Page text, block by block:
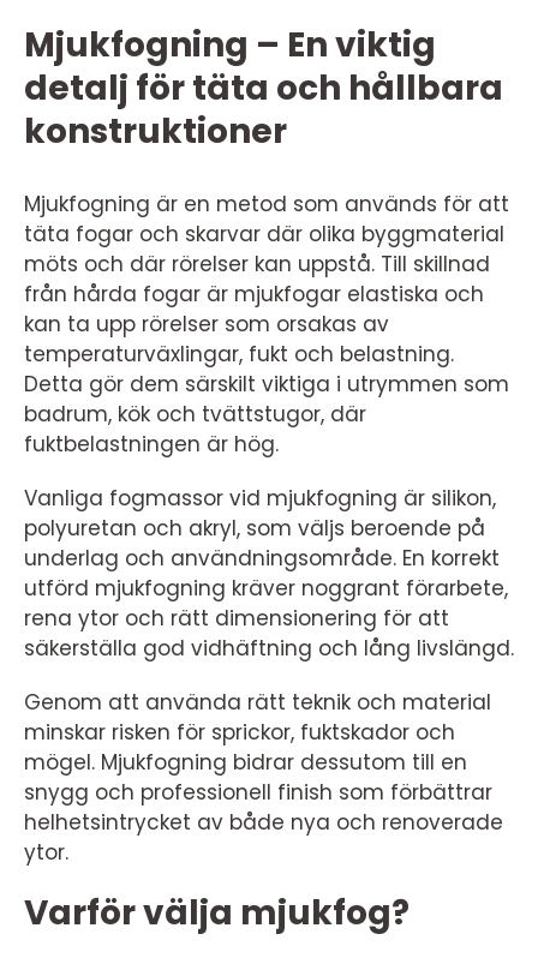
Mjukfogning – En viktig
detalj för täta och hållbara
konstruktioner
Mjukfogning är en metod som används för att
täta fogar och skarvar där olika byggmaterial
möts och där rörelser kan uppstå. Till skillnad
från hårda fogar är mjukfogar elastiska och
kan ta upp rörelser som orsakas av
temperaturväxlingar, fukt och belastning.
Detta gör dem särskilt viktiga i utrymmen som
badrum, kök och tvättstugor, där
fuktbelastningen är hög.
Vanliga fogmassor vid mjukfogning är silikon,
polyuretan och akryl, som väljs beroende på
underlag och användningsområde. En korrekt
utförd mjukfogning kräver noggrant förarbete,
rena ytor och rätt dimensionering för att
säkerställa god vidhäftning och lång livslängd.
Genom att använda rätt teknik och material
minskar risken för sprickor, fuktskador och
mögel. Mjukfogning bidrar dessutom till en
snygg och professionell finish som förbättrar
helhetsintrycket av både nya och renoverade
ytor.
Varför välja mjukfog?